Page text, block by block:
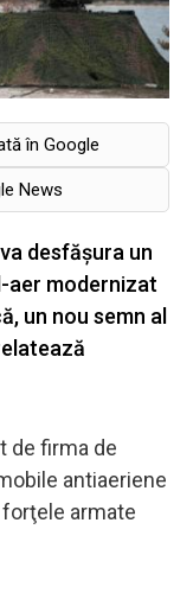
în Google
News
desfăşura un
aer modernizat
un nou semn al
de firma de
antiaeriene
armate